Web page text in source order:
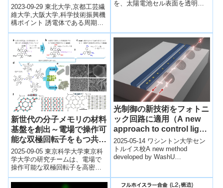
通信の電磁波制御用基盤技
術として期待～
2023-09-29 東北大学,京都工芸繊
維大学,大阪大学,科学技術振興機
構ポイント 誘電体である周期構
造を持つフォトニック結晶の誘
電率（格子点）配列を緩やか
に...
を、太陽電池セル表面を透明導
新世代の分子メモリの材料
基盤を創出～電場で操作可
能な双極回転子をもつ共有
結合性有機骨格～
2025-09-05 東京科学大学東京科
学大学の研究チームは、電場で
操作可能な双極回転子を高密度
に組み込んだ共有結合性有機骨
格（COF）を開発し、新世代の
光制御の新技術をフォトニ
ック回路に適用（A new
approach to control light
in photonic circuits）
2025-05-14 ワシントン大学セン
トルイス校A new method
developed by WashU